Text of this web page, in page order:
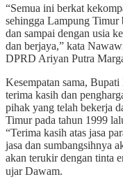
“Semua ini berkat
sehingga Lampung Timur
dan sampai dengan usia
dan berjaya,” kata
DPRD Ariyan Putra
Kesempatan sama,
terima kasih dan
pihak yang telah bekerja
Timur pada tahun 1999
“Terima kasih atas jasa
jasa dan sumbangsihnya
akan terukir dengan tinta
ujar Dawam.